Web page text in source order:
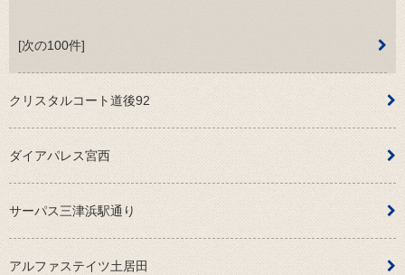
[次の100件]
クリスタルコート道後92
ダイアパレス宮西
サーパス三津浜駅通り
アルファステイツ土居田